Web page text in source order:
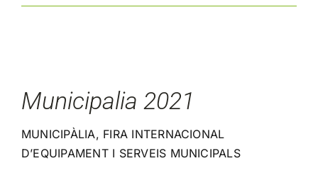
Municipalia 2021
MUNICIPÀLIA, FIRA INTERNACIONAL
D’EQUIPAMENT I SERVEIS MUNICIPALS